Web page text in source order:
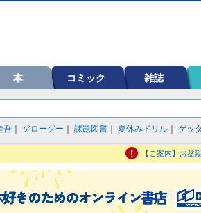
本 コミック 雑誌
吾 グローグー 課題図書 夏休みドリル ゲッ
【ご案内】お盆